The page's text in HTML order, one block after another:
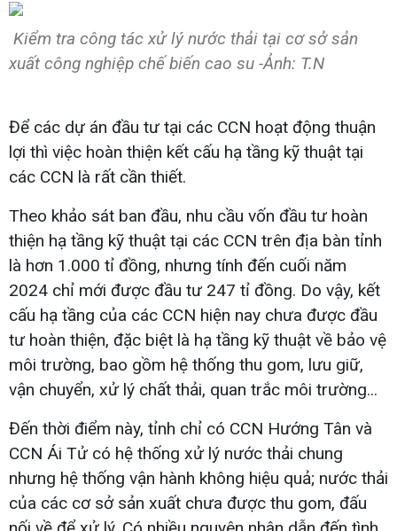
Kiểm tra công tác xử lý nước thải tại cơ sở sản
xuất công nghiệp chế biến cao su -Ảnh: T.N
Để các dự án đầu tư tại các CCN hoạt động thuận
lợi thì việc hoàn thiện kết cấu hạ tầng kỹ thuật tại
các CCN là rất cần thiết.
Theo khảo sát ban đầu, nhu cầu vốn đầu tư hoàn
thiện hạ tầng kỹ thuật tại các CCN trên địa bàn tỉnh
là hơn 1.000 tỉ đồng, nhưng tính đến cuối năm
2024 chỉ mới được đầu tư 247 tỉ đồng. Do vậy, kết
cấu hạ tầng của các CCN hiện nay chưa được đầu
tư hoàn thiện, đặc biệt là hạ tầng kỹ thuật về bảo vệ
môi trường, bao gồm hệ thống thu gom, lưu giữ,
vận chuyển, xử lý chất thải, quan trắc môi trường...
Đến thời điểm này, tỉnh chỉ có CCN Hướng Tân và
CCN Ái Tử có hệ thống xử lý nước thải chung
nhưng hệ thống vận hành không hiệu quả; nước thải
của các cơ sở sản xuất chưa được thu gom, đấu